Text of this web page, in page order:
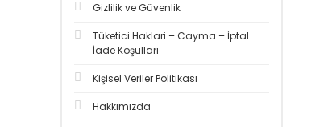
Gizlilik ve Güvenlik
Tüketici Haklari – Cayma – İptal
İade Koşullari
Kişisel Veriler Politikası
Hakkımızda